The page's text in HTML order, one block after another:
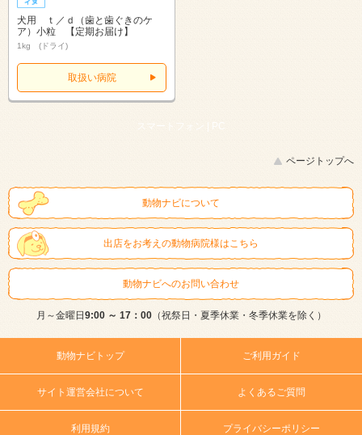
犬用 ｔ／ｄ（歯と歯ぐきのケ
ア）小粒 【定期お届け】
1kg (ドライ)
取扱い病院
スマートフォン | PC
ページトップへ
動物ナビについて
出店をお考えの動物病院様はこちら
動物ナビへのお問い合わせ
月～金曜日 9:00 ～ 17：00（祝祭日・夏季休業・冬季休業を除く）
動物ナビトップ ご利用ガイド
サイト運営会社について よくあるご質問
利用規約 プライバシーポリシー